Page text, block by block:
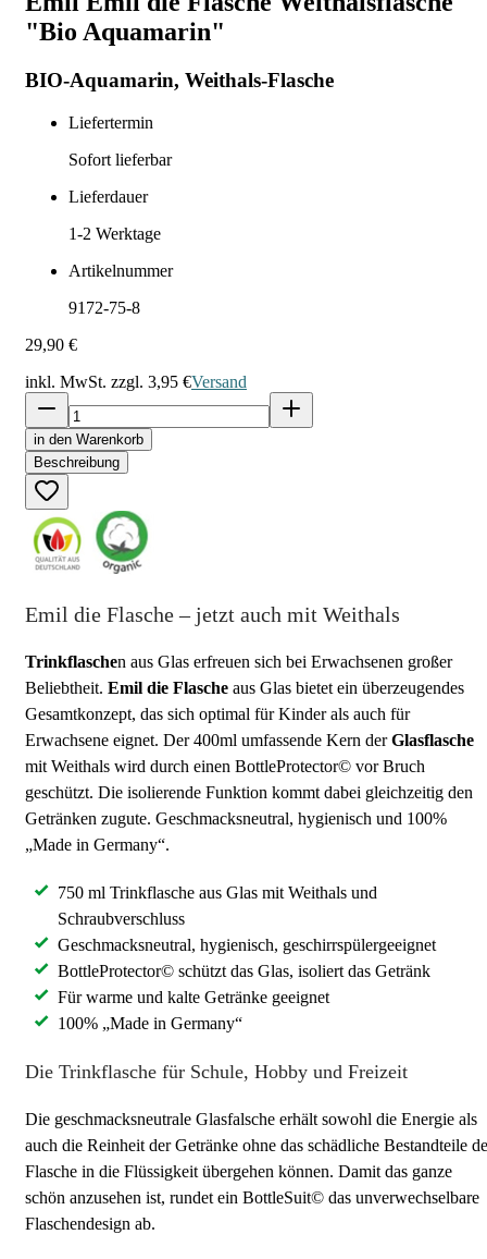
"Bio Aquamarin"
BIO-Aquamarin, Weithals-Flasche
Liefertermin
Sofort lieferbar
Lieferdauer
1-2 Werktage
Artikelnummer
9172-75-8
29,90 €
inkl. MwSt. zzgl. 3,95 €Versand
in den Warenkorb
Beschreibung
Emil die Flasche – jetzt auch mit Weithals
Trinkflaschen aus Glas erfreuen sich bei Erwachsenen großer
Beliebtheit. Emil die Flasche aus Glas bietet ein überzeugendes
Gesamtkonzept, das sich optimal für Kinder als auch für
Erwachsene eignet. Der 400ml umfassende Kern derGlasflasche
mit Weithals wird durch einen BottleProtector© vor Bruch
geschützt. Die isolierende Funktion kommt dabei gleichzeitig den
Getränken zugute. Geschmacksneutral, hygienisch und 100%
„Made in Germany“.
750 ml Trinkflasche aus Glas mit Weithals und
Schraubverschluss
Geschmacksneutral, hygienisch, geschirrspülergeeignet
BottleProtector© schützt das Glas, isoliert das Getränk
Für warme und kalte Getränke geeignet
100% „Made in Germany“
Die Trinkflasche für Schule, Hobby und Freizeit
Die geschmacksneutrale Glasfalsche erhält sowohl die Energie als
auch die Reinheit der Getränke ohne das schädliche Bestandteile
Flasche in die Flüssigkeit übergehen können. Damit das ganze
schön anzusehen ist, rundet ein BottleSuit© das unverwechselbare
Flaschendesign ab.